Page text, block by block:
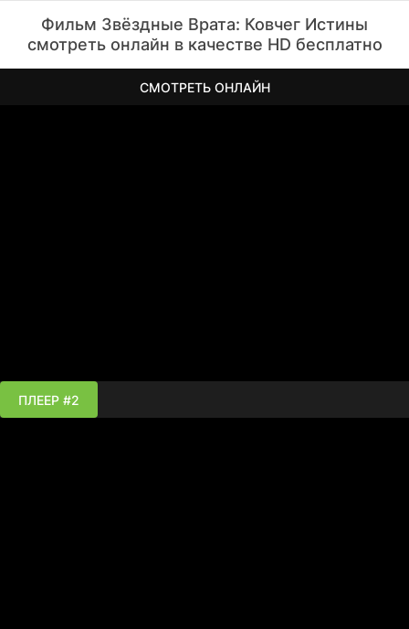
Фильм Звёздные Врата: Ковчег Истины
смотреть онлайн в качестве HD бесплатно
СМОТРЕТЬ ОНЛАЙН
ПЛЕЕР #2